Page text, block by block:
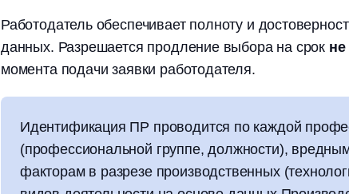
Работодатель обеспечивает полноту и
данных. Разрешается продление выбора на срок
момента подачи заявки работодателя.
Идентификация ПР проводится по каждой
(профессиональной группе, должности),
факторам в разрезе производственных